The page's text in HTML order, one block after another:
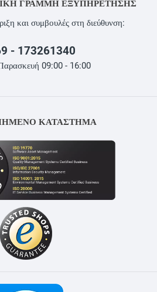
και συμβουλές στη διεύθυνση:
- 173261340
09:00 - 16:00
ΚΑΤΑΣΤΗΜΑ